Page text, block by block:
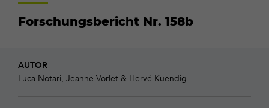
Forschungsbericht Nr. 158b
AUTOR
Luca Notari, Jeanne Vorlet & Hervé Kuendig